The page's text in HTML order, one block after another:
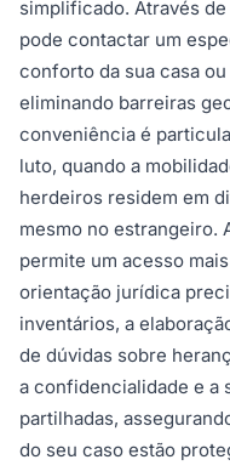
simplificado. Através
pode contactar um
conforto da sua casa
eliminando barreiras
conveniência é
luto, quando a
herdeiros residem em
mesmo no estrangeiro.
permite um acesso
orientação jurídica
inventários, a
de dúvidas sobre
a confidencialidade e a
partilhadas,
do seu caso estão